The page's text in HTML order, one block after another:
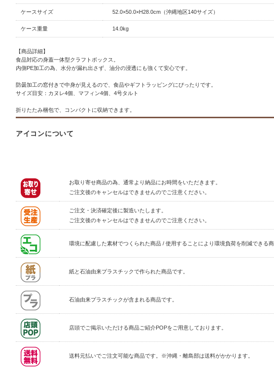
ケースサイズ 52.0×50.0×H28.0cm（沖縄地区140サイズ）
ケース重量 14.0kg
【商品詳細】
食品対応の身蓋一体型クラフトボックス。
内側PE加工の為、水分が漏れ出さず、油分の浸透にも強くて安心です。
防曇加工の窓付きで中身が見えるので、食品やギフトラッピングにぴったりです。
サイズ目安：カヌレ4個、マフィン4個、4号タルト
折りたたみ梱包で、コンパクトに収納できます。
アイコンについて
お取り寄せ商品の為、通常より納品にお時間をいただきます。
ご注文後のキャンセルはできませんのでご注意ください。
ご注文・決済確定後に製造いたします。
ご注文後のキャンセルはできませんのでご注意ください。
環境に配慮した素材でつくられた商品 / 使用することにより環境負荷を削減できる商
紙と石油由来プラスチックで作られた商品です。
石油由来プラスチックが含まれる商品です。
店頭でご掲示いただける商品ご紹介POPをご用意しております。
送料元払いでご注文可能な商品です。※沖縄・離島部は送料がかかります。